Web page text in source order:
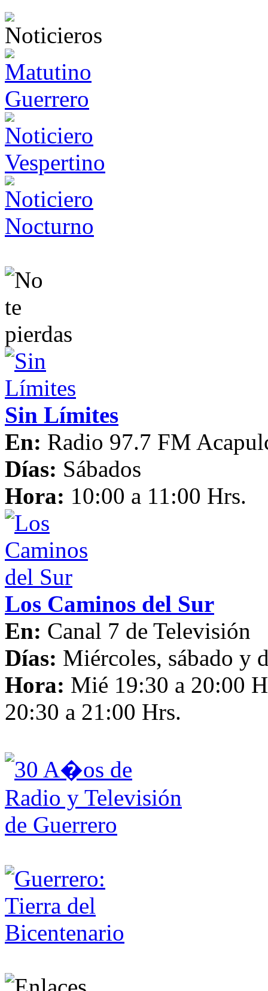
Sin Límites
En: Radio 97.7 FM
Días: Sábados
Hora: 10:00 a 11:00 Hrs.
Los Caminos del Sur
En: Canal 7 de Televisión
Días: Miércoles, sábado y
Hora: Mié 19:30 a 20:00
20:30 a 21:00 Hrs.